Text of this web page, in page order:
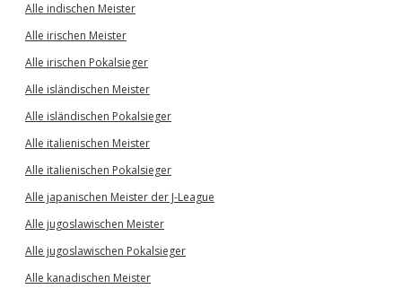
Alle indischen Meister
Alle irischen Meister
Alle irischen Pokalsieger
Alle isländischen Meister
Alle isländischen Pokalsieger
Alle italienischen Meister
Alle italienischen Pokalsieger
Alle japanischen Meister der J-League
Alle jugoslawischen Meister
Alle jugoslawischen Pokalsieger
Alle kanadischen Meister